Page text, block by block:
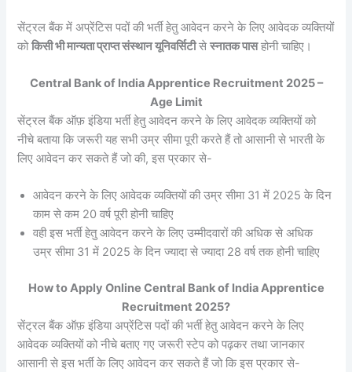
सेंट्रल बैंक में अप्रेंटिस पदों की भर्ती हेतु आवेदन करने के लिए आवेदक व्यक्तियों
कोकिसी भी मान्यता प्राप्त संस्थान यूनिवर्सिटीसेस्नातक पासहोनी चाहिए।
Central Bank of India Apprentice Recruitment 2025 –
Age Limit
सेंट्रल बैंक ऑफ़ इंडिया भर्ती हेतु आवेदन करने के लिए आवेदक व्यक्तियों को
नीचे बताया कि जरूरी यह सभी उम्र सीमा पूरी करते हैं तो आसानी से भारती के
लिए आवेदन कर सकते हैं जो की, इस प्रकार से-
आवेदन करने के लिए आवेदक व्यक्तियों की उम्र सीमा 31 में 2025 के दिन
काम से कम 20 वर्ष पूरी होनी चाहिए
वही इस भर्ती हेतु आवेदन करने के लिए उम्मीदवारों की अधिक से अधिक
उम्र सीमा 31 में 2025 के दिन ज्यादा से ज्यादा 28 वर्ष तक होनी चाहिए
How to Apply Online Central Bank of India Apprentice
Recruitment 2025?
सेंट्रल बैंक ऑफ़ इंडिया अप्रेंटिस पदों की भर्ती हेतु आवेदन करने के लिए
आवेदक व्यक्तियों को नीचे बताए गए जरूरी स्टेप को पढ़कर तथा जानकार
आसानी से इस भर्ती के लिए आवेदन कर सकते हैं जो कि इस प्रकार से-